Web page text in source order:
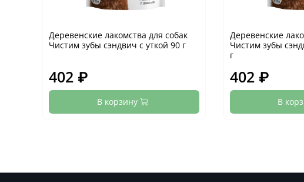
Деревенские лакомства для собак
Чистим зубы сэндвич с уткой 90 г
402 ₽
В корзину
Деревенские
Чистим зубы
г
402 ₽
В